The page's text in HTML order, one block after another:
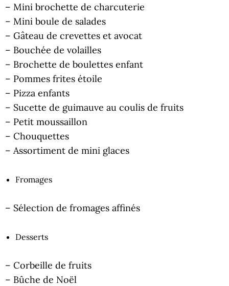
– Mini brochette de charcuterie
– Mini boule de salades
– Gâteau de crevettes et avocat
– Bouchée de volailles
– Brochette de boulettes enfant
– Pommes frites étoile
– Pizza enfants
– Sucette de guimauve au coulis de fruits
– Petit moussaillon
– Chouquettes
– Assortiment de mini glaces
Fromages
– Sélection de fromages affinés
Desserts
– Corbeille de fruits
– Bûche de Noël